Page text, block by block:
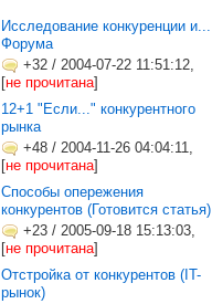
Исследование конкуренции и...
Форума
+32 / 2004-07-22 11:51:12,
[не прочитана]
12+1 "Если..." конкурентного
рынка
+48 / 2004-11-26 04:04:11,
[не прочитана]
Способы опережения
конкурентов (Готовится статья)
+23 / 2005-09-18 15:13:03,
[не прочитана]
Отстройка от конкурентов (IT-
рынок)